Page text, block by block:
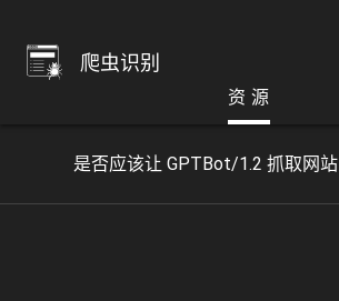
爬虫识别
资 源
是否应该让 GPTBot/1.2 抓取网站